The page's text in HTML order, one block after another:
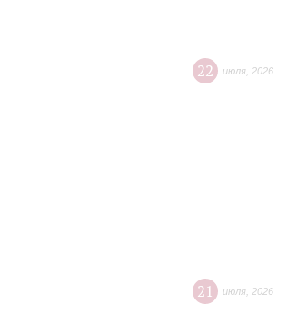
22 июля 2026
21 июля 2026